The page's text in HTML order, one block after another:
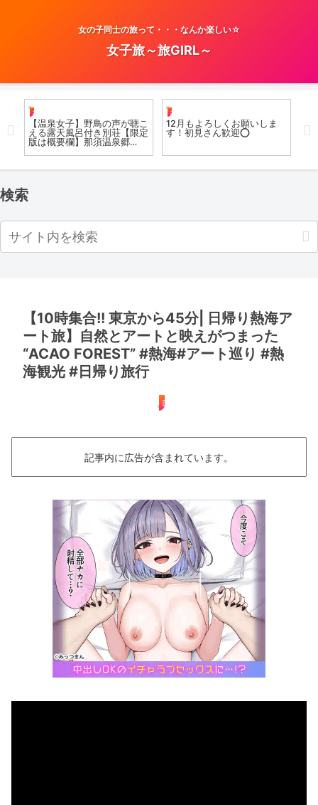
女の子同士の旅って・・・なんか楽しい☆
女子旅～旅GIRL～
入
邪
お風呂女子こての
【温泉女子】野鳥の声が聴こ
える露天風呂付き別荘【限定
版は概要欄】那須温泉郷
お風呂女子こての
12月もよろしくお願いしま
す！初見さん歓迎⭕️
【
浴
検索
【10時集合!! 東京から45分| 日帰り熱海ア
ート旅】自然とアートと映えがつまった
“ACAO FOREST” #熱海#アート巡り #熱
海観光 #日帰り旅行
日帰り
記事内に広告が含まれています。